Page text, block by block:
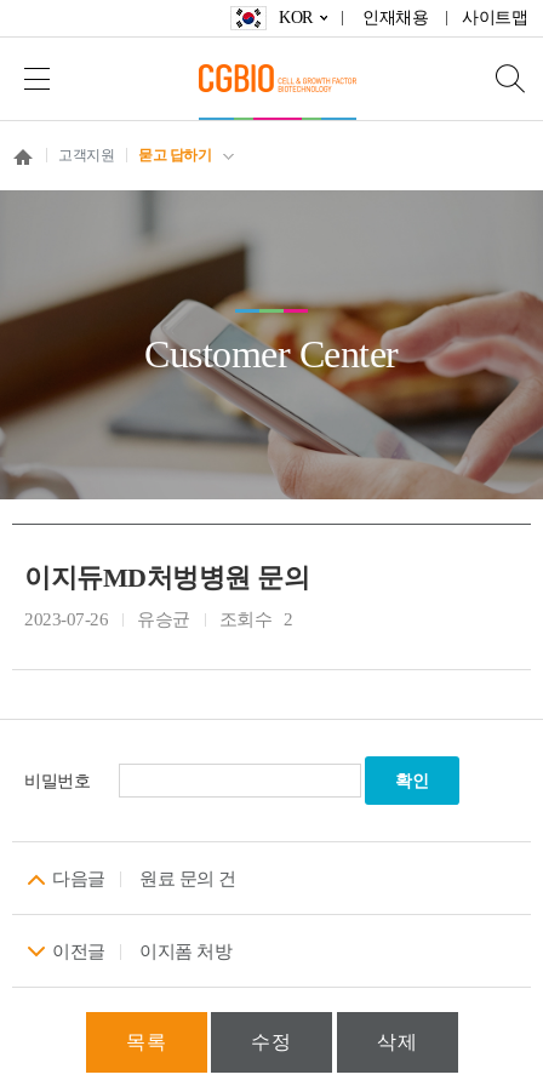
KOR 인재채용 사이트맵
고객지원 묻고 답하기
Customer Center
이지듀MD처벙병원 문의
2023-07-26 유승균 조회수 2
비밀번호
다음글 원료 문의 건
이전글 이지폼 처방
목록 수정 삭제